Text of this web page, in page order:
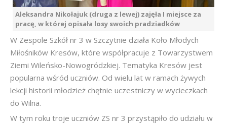
Aleksandra Nikołajuk (druga z lewej) zajęła I miejsce za
pracę, w której opisała losy swoich pradziadków
W Zespole Szkół nr 3 w Szczytnie działa Koło Młodych
Miłośników Kresów, które współpracuje z Towarzystwem
Ziemi Wileńsko-Nowogródzkiej. Tematyka Kresów jest
popularna wśród uczniów. Od wielu lat w ramach żywych
lekcji historii młodzież chętnie uczestniczy w wycieczkach
do Wilna.
W tym roku troje uczniów ZS nr 3 przystąpiło do udziału w